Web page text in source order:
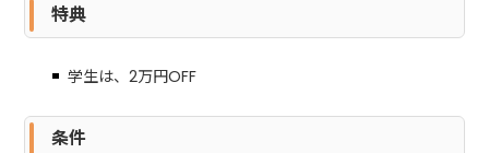
特典
学生は、2万円OFF
条件